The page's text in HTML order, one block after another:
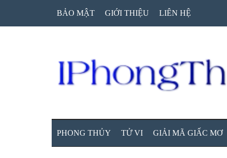
BẢO MẬT GIỚI THIỆU LIÊN HỆ
PHONG THỦY TỬ VI GIẢI MÃ GIẤC MƠ